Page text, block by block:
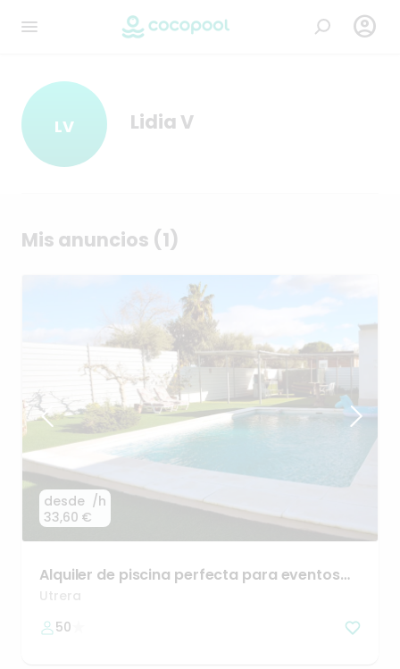

LV Lidia V
Mis anuncios (1)
desde
33,60 €
/h
Alquiler de piscina perfecta para eventos
familiares
Utrera
50